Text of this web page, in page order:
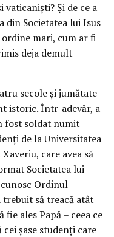
vaticanişti? Şi de ce a
Societatea lui Isus
mari, cum ar fi
deja demult
secole şi jumătate
istoric. Într-adevăr, a
fost soldat numit
de la Universitatea
care avea să
Societatea lui
Ordinul
să treacă atât
ales Papă – ceea ce
şase studenţi care